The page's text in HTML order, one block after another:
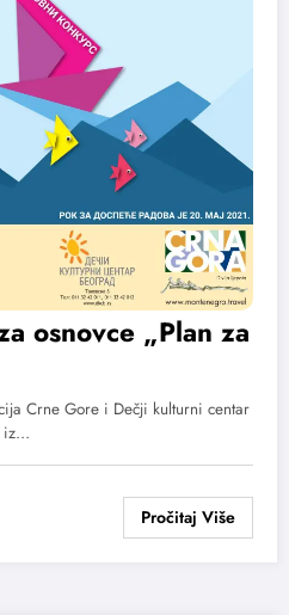
osnovce „Plan za
Crne Gore i Dečji kulturni centar
iz…